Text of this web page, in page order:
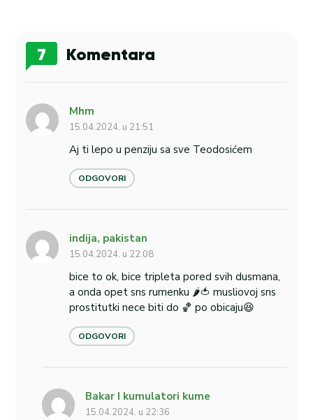
7 Komentara
Mhm
15.04.2024. u 21:51
Aj ti lepo u penziju sa sve Teodosićem
ODGOVORI
indija, pakistan
15.04.2024. u 22:08
bice to ok, bice tripleta pored svih dusmana,
a onda opet sns rumenku 🌶️🍅 musliovoj sns
prostitutki nece biti do 🏀 po obicaju😆
ODGOVORI
Bakar I kumulatori kume
15.04.2024. u 22:36